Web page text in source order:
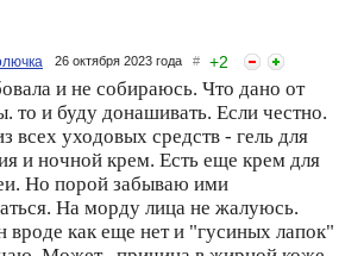
Я
Ботокс: известные факты
26 октября 2023 года # +2
и не собираюсь. Что дано от
то и буду донашивать. Если честно.
всех уходовых средств - гель для
и ночной крем. Есть еще крем для
Но порой забываю ими
На морду лица не жалуюсь.
как еще нет и "гусиных лапок"